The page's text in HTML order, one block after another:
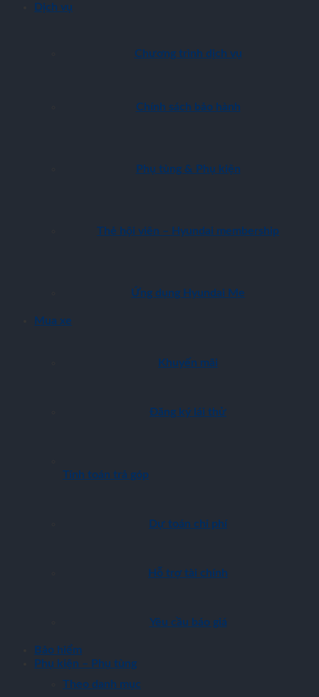
Dịch vụ
Chương trình dịch vụ
Chính sách bảo hành
Phụ tùng & Phụ kiện
Thẻ hội viên – Hyundai membership
Ứng dụng Hyundai Me
Mua xe
Khuyến mãi
Đăng ký lái thử
Tính toán trả góp
Dự toán chi phí
Hỗ trợ tài chính
Yêu cầu báo giá
Bảo hiểm
Phụ kiện – Phụ tùng
Theo danh mục